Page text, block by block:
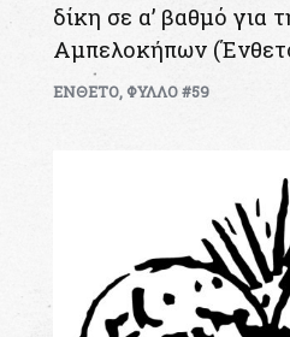
δίκη σε α’ βαθμό για
Αμπελοκήπων
ΕΝΘΕΤΟ,ΦΥΛΛΟ #59